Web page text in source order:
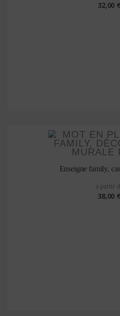
32,00 €
Enseigne family,
à partir
38,00 €